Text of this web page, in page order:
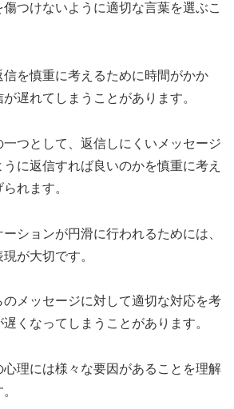
つけないように適切な言葉を選ぶこ
信を慎重に考えるために時間がかか
遅れてしまうことがあります。
つとして、返信しにくいメッセージ
に返信すれば良いのかを慎重に考え
れます。
ションが円滑に行われるためには、
が大切です。
メッセージに対して適切な対応を考
くなってしまうことがあります。
理には様々な要因があることを理解